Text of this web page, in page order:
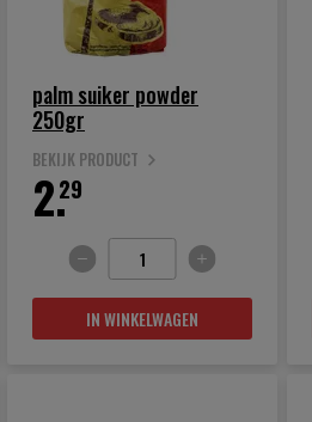
palm suiker powder
250gr
BEKIJK PRODUCT
29
2.
IN WINKELWAGEN